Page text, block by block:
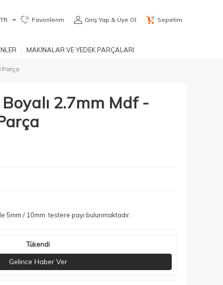
TR 0 Favorilerim Giriş Yap & Üye Ol 0 Sepetim
MAKİNALAR VE YEDEK PARÇALARI
Parça
2.7mm Mdf -
5mm / 10mm testere payı bulunmaktadır.
Tükendi
Gelince Haber Ver